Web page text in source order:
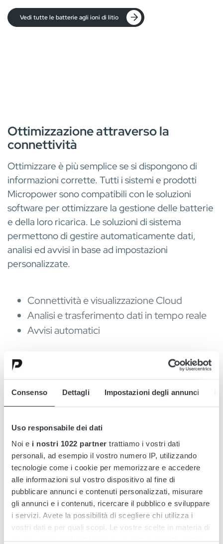
Consenso Dettagli Impostazioni degli annunci
Uso responsabile dei dati
Noi e i nostri 1022 partner trattiamo i vostri dati
personali, ad esempio il vostro numero IP, utilizzando
tecnologie come i cookie per memorizzare e accedere
alle informazioni sul vostro dispositivo al fine di
pubblicare annunci e contenuti personalizzati, misurare
gli annunci e i contenuti, ricercare il pubblico e sviluppare
i servizi. Avete la possibilità di scegliere chi utilizza i
vostri dati e per quali scopi. Le vostre scelte in materia di
privacy sono applicabili solo su questa proprietà digitale
Vedi tutte le batterie agli ioni di litio
Ottimizzazione attraverso la
connettività
Ottimizzare è più semplice se si dispongono di
informazioni corrette. Tutti i sistemi e prodotti
Micropower sono compatibili con le soluzioni
software per ottimizzare la gestione delle batterie
e della loro ricarica. Le soluzioni di sistema
permettono di gestire automaticamente dati,
analisi ed avvisi in base ad impostazioni
personalizzate.
Connettività e visualizzazione Cloud
Analisi e trasferimento dati in tempo reale
Avvisi automatici
Vedi tutte le soluzioni di sistema